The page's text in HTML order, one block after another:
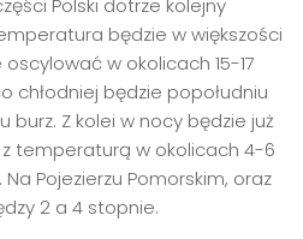
będzie w większości
w okolicach 15-17
chłodniej będzie popołudniu
burz. Z kolei w nocy będzie już
temperaturą w okolicach 4-6
Pojezierzu Pomorskim, oraz
2 a 4 stopnie.